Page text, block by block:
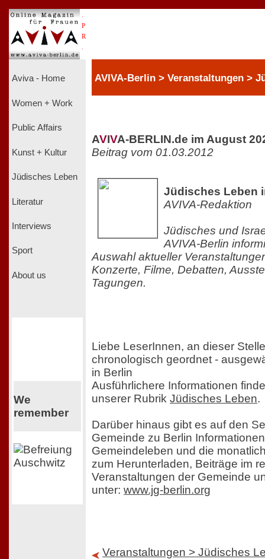
P
R
Aviva - Home
Women + Work
Public Affairs
Kunst + Kultur
Jüdisches Leben
Literatur
Interviews
Sport
About us
We
remember
AVIVA-Berlin > Veranstaltungen >
AVIVA-BERLIN.de im August
Beitrag vom 01.03.2012
Jüdisches Leben
AVIVA-Redaktion
Jüdisches und
AVIVA-Berlin
Auswahl aktueller
Konzerte, Filme, Debatten,
Tagungen.
Liebe LeserInnen, an dieser
chronologisch geordnet -
in Berlin
Ausführlichere Informationen
unserer Rubrik Jüdisches Leben.
Darüber hinaus gibt es auf den
Gemeinde zu Berlin
Gemeindeleben und die
zum Herunterladen, Beiträge im
Veranstaltungen der Gemeinde
unter: www.jg-berlin.org
Veranstaltungen > Jüdisches